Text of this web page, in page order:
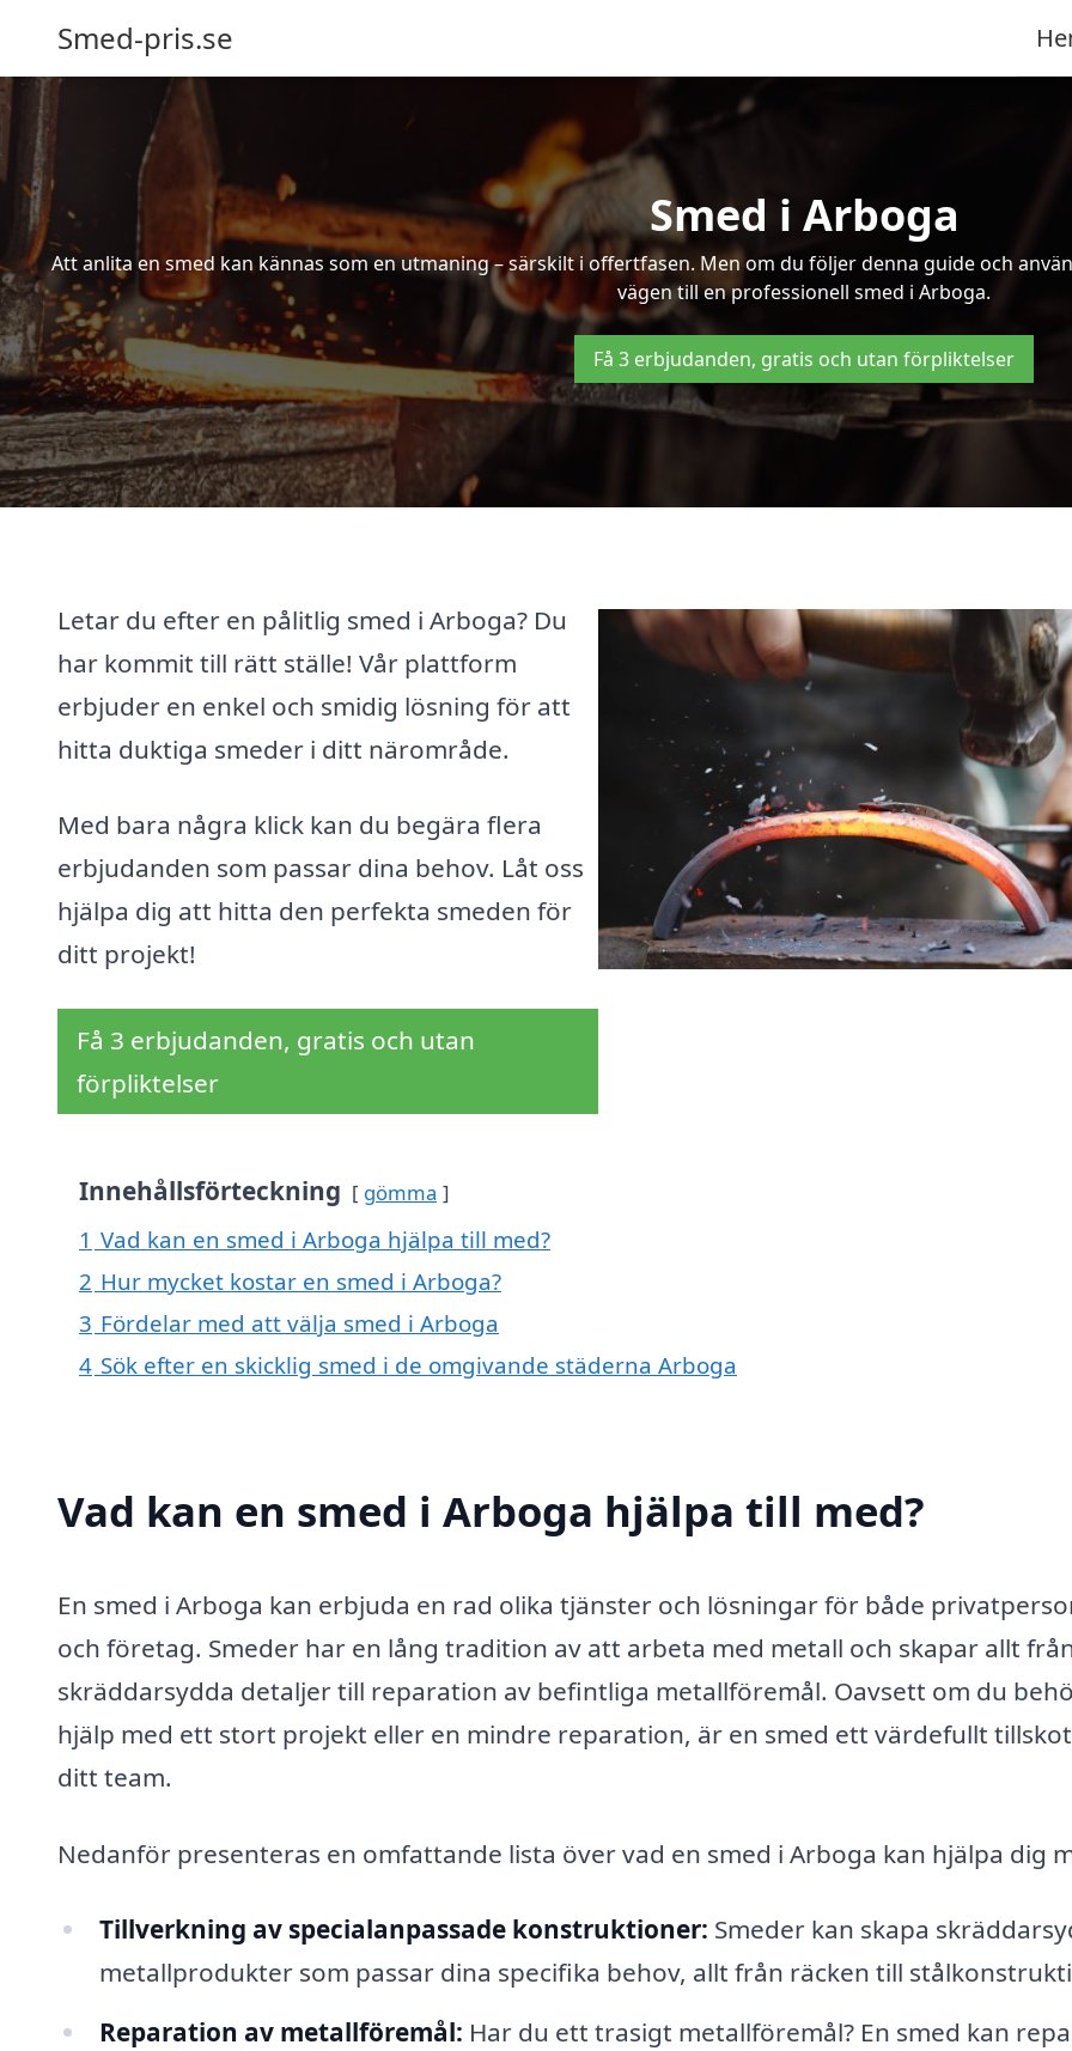
Smed-pris.se
Smed i Arboga
Att anlita en smed kan kännas som en utmaning – särskilt i offertfasen. Men om du följer denna guide och
vägen till en professionell smed i Arboga.
Få 3 erbjudanden, gratis och utan förpliktelser
Letar du efter en pålitlig smed i Arboga? Du
har kommit till rätt ställe! Vår plattform
erbjuder en enkel och smidig lösning för att
hitta duktiga smeder i ditt närområde.
Med bara några klick kan du begära flera
erbjudanden som passar dina behov. Låt oss
hjälpa dig att hitta den perfekta smeden för
ditt projekt!
Få 3 erbjudanden, gratis och utan
förpliktelser
Innehållsförteckning gömma
1 Vad kan en smed i Arboga hjälpa till med?
2 Hur mycket kostar en smed i Arboga?
3 Fördelar med att välja smed i Arboga
4 Sök efter en skicklig smed i de omgivande städerna Arboga
Vad kan en smed i Arboga hjälpa till med?
En smed i Arboga kan erbjuda en rad olika tjänster och lösningar för både
och företag. Smeder har en lång tradition av att arbeta med metall och skapar allt
skräddarsydda detaljer till reparation av befintliga metallföremål. Oavsett om du
hjälp med ett stort projekt eller en mindre reparation, är en smed ett värdefullt
ditt team.
Nedanför presenteras en omfattande lista över vad en smed i Arboga kan hjälpa dig
Tillverkning av specialanpassade konstruktioner: Smeder kan skapa
metallprodukter som passar dina specifika behov, allt från räcken till
Reparation av metallföremål: Har du ett trasigt metallföremål? En smed kan